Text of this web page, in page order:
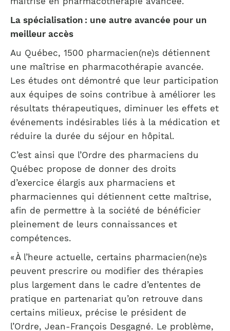
La spécialisation : une autre avancée pour un
meilleur accès
Au Québec, 1500 pharmacien(ne)s détiennent
une maîtrise en pharmacothérapie avancée.
Les études ont démontré que leur participation
aux équipes de soins contribue à améliorer les
résultats thérapeutiques, diminuer les effets et
événements indésirables liés à la médication et
réduire la durée du séjour en hôpital.
C’est ainsi que l’Ordre des pharmaciens du
Québec propose de donner des droits
d’exercice élargis aux pharmaciens et
pharmaciennes qui détiennent cette maîtrise,
afin de permettre à la société de bénéficier
pleinement de leurs connaissances et
compétences.
« À l’heure actuelle, certains pharmacien(ne)s
peuvent prescrire ou modifier des thérapies
plus largement dans le cadre d’ententes de
pratique en partenariat qu’on retrouve dans
certains milieux, précise le président de
l’Ordre, Jean-François Desgagné. Le problème,